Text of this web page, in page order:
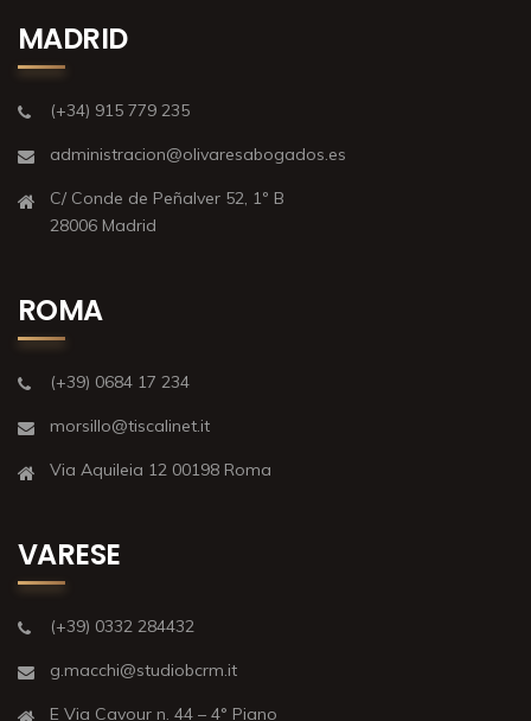
MADRID
(+34) 915 779 235
administracion@olivaresabogados.es
C/ Conde de Peñalver 52, 1º B
28006 Madrid
ROMA
(+39) 0684 17 234
morsillo@tiscalinet.it
Via Aquileia 12 00198 Roma
VARESE
(+39) 0332 284432
g.macchi@studiobcrm.it
E Via Cavour n. 44 – 4° Piano